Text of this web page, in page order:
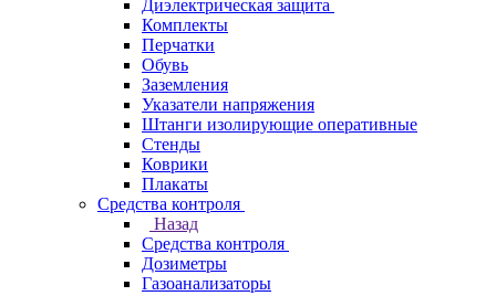
Диэлектрическая защита
Комплекты
Перчатки
Обувь
Заземления
Указатели напряжения
Штанги изолирующие оперативные
Стенды
Коврики
Плакаты
Средства контроля
Назад
Средства контроля
Дозиметры
Газоанализаторы